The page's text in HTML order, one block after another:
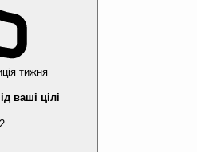
тижня
ваші цілі